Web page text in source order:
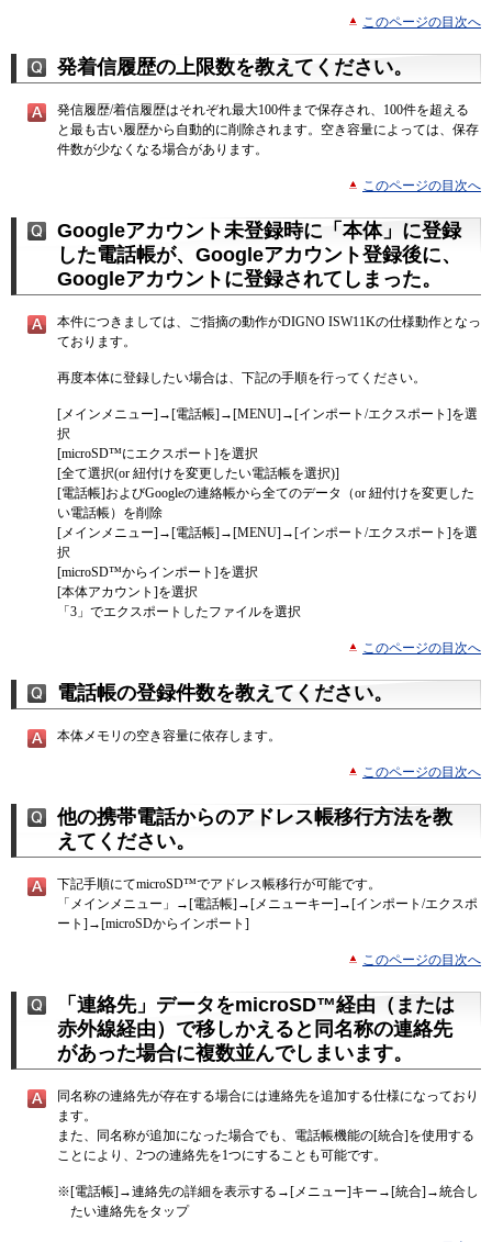
このページの目次へ
発着信履歴の上限数を教えてください。
発信履歴/着信履歴はそれぞれ最大100件まで保存され、100件を超える
と最も古い履歴から自動的に削除されます。空き容量によっては、保存
件数が少なくなる場合があります。
このページの目次へ
Googleアカウント未登録時に「本体」に登録
した電話帳が、Googleアカウント登録後に、
Googleアカウントに登録されてしまった。
本件につきましては、ご指摘の動作がDIGNO ISW11Kの仕様動作となっ
ております。
再度本体に登録したい場合は、下記の手順を行ってください。
[メインメニュー]→[電話帳]→[MENU]→[インポート/エクスポート]を選
択
[microSD™にエクスポート]を選択
[全て選択(or 紐付けを変更したい電話帳を選択)]
[電話帳]およびGoogleの連絡帳から全てのデータ（or 紐付けを変更した
い電話帳）を削除
[メインメニュー]→[電話帳]→[MENU]→[インポート/エクスポート]を選
択
[microSD™からインポート]を選択
[本体アカウント]を選択
「3」でエクスポートしたファイルを選択
このページの目次へ
電話帳の登録件数を教えてください。
本体メモリの空き容量に依存します。
このページの目次へ
他の携帯電話からのアドレス帳移行方法を教
えてください。
下記手順にてmicroSD™でアドレス帳移行が可能です。
「メインメニュー」→[電話帳]→[メニューキー]→[インポート/エクスポ
ート]→[microSDからインポート]
このページの目次へ
「連絡先」データをmicroSD™経由（または
赤外線経由）で移しかえると同名称の連絡先
があった場合に複数並んでしまいます。
同名称の連絡先が存在する場合には連絡先を追加する仕様になっており
ます。
また、同名称が追加になった場合でも、電話帳機能の[統合]を使用する
ことにより、2つの連絡先を1つにすることも可能です。
※[電話帳]→連絡先の詳細を表示する→[メニュー]キー→[統合]→統合し
たい連絡先をタップ